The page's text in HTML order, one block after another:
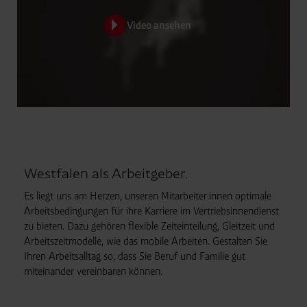
Video ansehen
Westfalen als Arbeitgeber.
Es liegt uns am Herzen, unseren Mitarbeiter:innen optimale
Arbeitsbedingungen für ihre Karriere im Vertriebsinnendienst
zu bieten. Dazu gehören flexible Zeiteinteilung, Gleitzeit und
Arbeitszeitmodelle, wie das mobile Arbeiten. Gestalten Sie
Ihren Arbeitsalltag so, dass Sie Beruf und Familie gut
miteinander vereinbaren können.